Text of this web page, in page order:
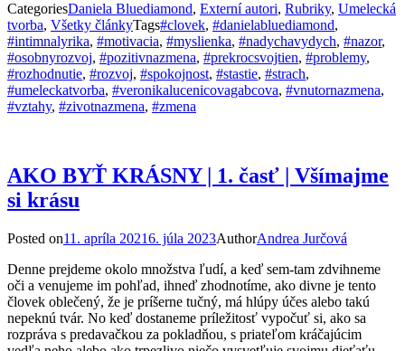
CategoriesDaniela Bluediamond, Externí autori, Rubriky, Umelecká
tvorba, Všetky článkyTags#clovek, #danielabluediamond,
#intimnalyrika, #motivacia, #myslienka, #nadychavydych, #nazor,
#osobnyrozvoj, #pozitivnazmena, #prekrocsvojtien, #problemy,
#rozhodnutie, #rozvoj, #spokojnost, #stastie, #strach,
#umeleckatvorba, #veronikalucenicovagabcova, #vnutornazmena,
#vztahy, #zivotnazmena, #zmena
AKO BYŤ KRÁSNY | 1. časť | Všímajme
si krásu
Posted on11. apríla 20216. júla 2023AuthorAndrea Jurčová
Denne prejdeme okolo množstva ľudí, a keď sem-tam zdvihneme
oči a venujeme im pohľad, ihneď zhodnotíme, ako divne je tento
človek oblečený, že je príšerne tučný, má hlúpy účes alebo takú
nepeknú tvár. No keď dostaneme príležitosť vypočuť si, ako sa
rozpráva s predavačkou za pokladňou, s priateľom kráčajúcim